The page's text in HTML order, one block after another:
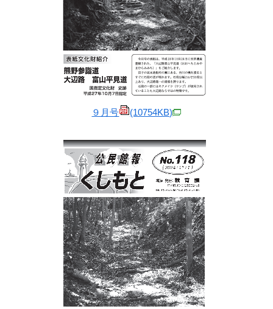
９月号 (10754KB)